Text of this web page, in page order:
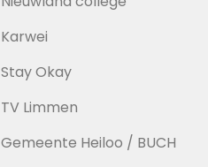
Karwei
Stay Okay
TV Limmen
Gemeente Heiloo / BUCH